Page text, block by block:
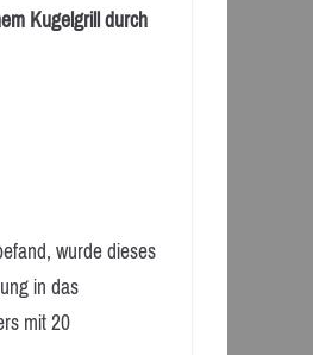
Kugelgrill durch
wurde dieses
in das
mit 20